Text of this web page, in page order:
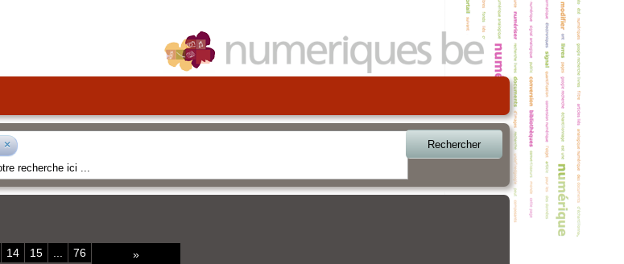
× Rechercher
14 15 76 »